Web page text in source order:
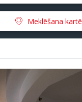
Meklēšana kartē